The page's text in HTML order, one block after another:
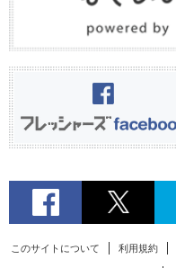
このサイトについて 利用規約